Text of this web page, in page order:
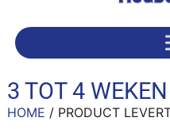
3 TOT 4 WEKEN
HOME / PRODUCT